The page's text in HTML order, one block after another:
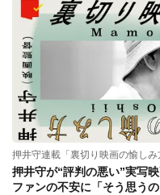
押井守連載「裏切り映画の愉しみ
押井守が“評判の悪い”実写
ファンの不安に「そう思う